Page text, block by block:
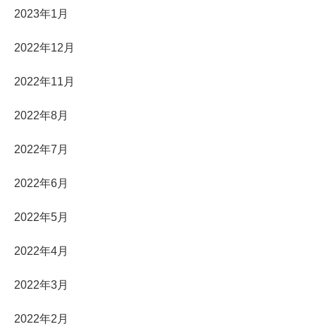
2023年1月
2022年12月
2022年11月
2022年8月
2022年7月
2022年6月
2022年5月
2022年4月
2022年3月
2022年2月